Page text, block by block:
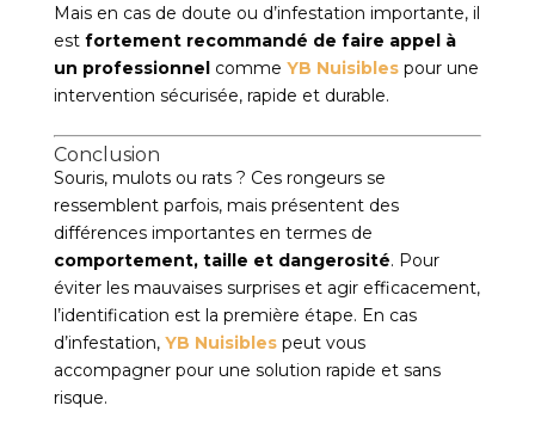
Mais en cas de doute ou d’infestation importante, il
est fortement recommandé de faire appel à
un professionnelcomme YB Nuisiblespour une
intervention sécurisée, rapide et durable.
Conclusion
Souris, mulots ou rats ? Ces rongeurs se
ressemblent parfois, mais présentent des
différences importantes en termes de
comportement, taille et dangerosité. Pour
éviter les mauvaises surprises et agir efficacement,
l’identification est la première étape. En cas
d’infestation, YB Nuisiblespeut vous
accompagner pour une solution rapide et sans
risque.